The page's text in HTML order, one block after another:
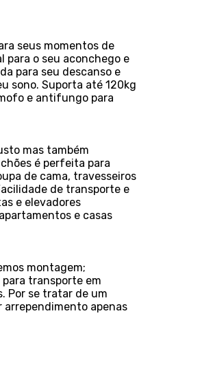
seus momentos de
para o seu aconchego e
para seu descanso e
sono. Suporta até 120kg
e antifungo para
mas também
é perfeita para
de cama, travesseiros
de transporte e
e elevadores
e casas
montagem;
transporte em
Por se tratar de um
arrependimento apenas